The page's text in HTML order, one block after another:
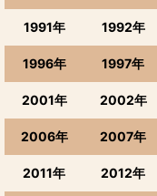
1991年 1992年
1996年 1997年
2001年 2002年
2006年 2007年
2011年 2012年